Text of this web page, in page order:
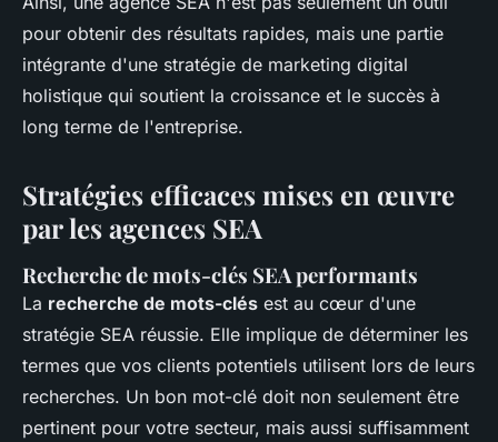
pour obtenir des résultats rapides, mais une partie
intégrante d'une stratégie de marketing digital
holistique qui soutient la croissance et le succès à
long terme de l'entreprise.
Stratégies efficaces mises en œuvre
par les agences SEA
Recherche de mots-clés SEA performants
La recherche de mots-clés est au cœur d'une
stratégie SEA réussie. Elle implique de déterminer les
termes que vos clients potentiels utilisent lors de leurs
recherches. Un bon mot-clé doit non seulement être
pertinent pour votre secteur, mais aussi suffisamment